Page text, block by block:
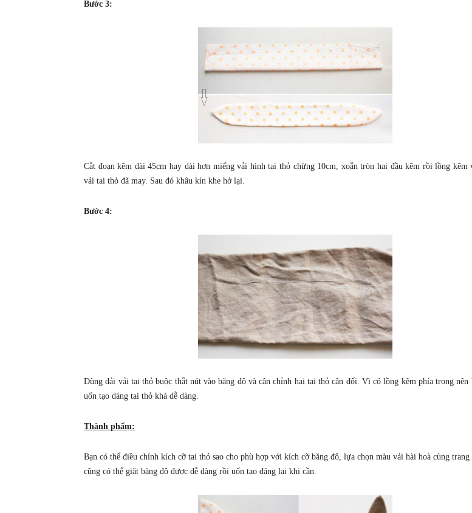
Bước 3:
Cắt đoạn kẽm dài 45cm hay dài hơn miếng vải hình tai thỏ chừng 10cm, xoắn tròn hai đầu kẽm rồi lồng kẽm
vải tai thỏ đã may. Sau đó khâu kín khe hở lại.
Bước 4:
Dùng dải vải tai thỏ buộc thắt nút vào băng đô và cân chỉnh hai tai thỏ cân đối. Vì có lồng kẽm phía trong nên
uốn tạo dáng tai thỏ khá dễ dàng.
Thành phẩm:
Bạn có thể điều chỉnh kích cỡ tai thỏ sao cho phù hợp với kích cỡ băng đô, lựa chọn màu vải hài hoà cùng trang
cũng có thể giặt băng đô được dễ dàng rồi uốn tạo dáng lại khi cần.